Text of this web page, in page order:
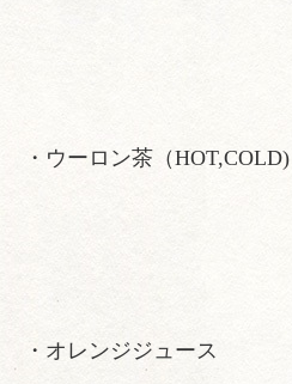
・ウーロン茶（HOT,COLD)
・オレンジジュース